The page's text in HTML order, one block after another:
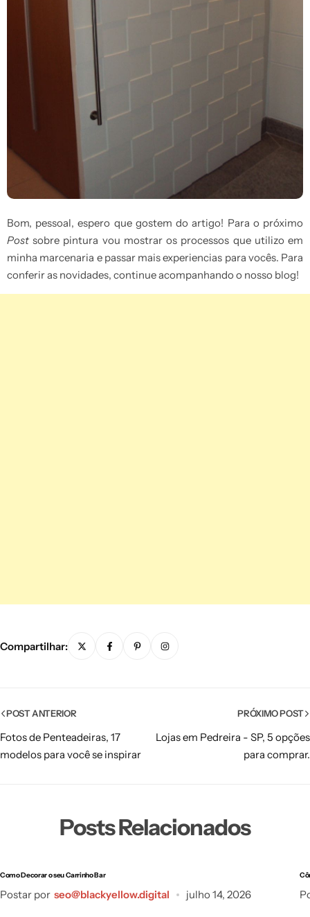
Bom, pessoal, espero que gostem do artigo! Para o próximo
Post sobre pintura vou mostrar os processos que utilizo em
minha marcenaria e passar mais experiencias para vocês. Para
conferir as novidades, continue acompanhando o nosso blog!
Compartilhar:
POST ANTERIOR
Fotos de Penteadeiras, 17
modelos para você se inspirar
PRÓXIMO POST
Lojas em Pedreira - SP, 5 opções
para comprar.
Posts Relacionados
Como Decorar o seu Carrinho Bar
Postar por seo@blackyellow.digital julho 14, 2026